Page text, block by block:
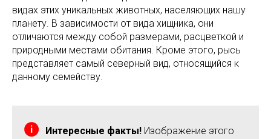
видах этих уникальных животных, населяющих нашу
планету. В зависимости от вида хищника, они
отличаются между собой размерами, расцветкой и
природными местами обитания. Кроме этого, рысь
представляет самый северный вид, относящийся к
данному семейству.
Интересные факты! Изображение этого